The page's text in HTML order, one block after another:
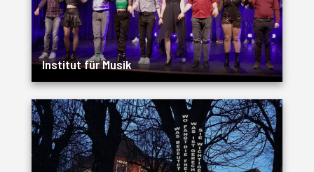
Institut für Musik